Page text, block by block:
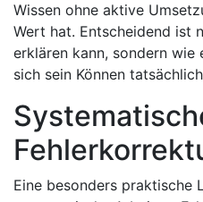
Wissen ohne aktive
Wert hat. Entscheidend ist
erklären kann, sondern
sich sein Können
Eine besonders praktische